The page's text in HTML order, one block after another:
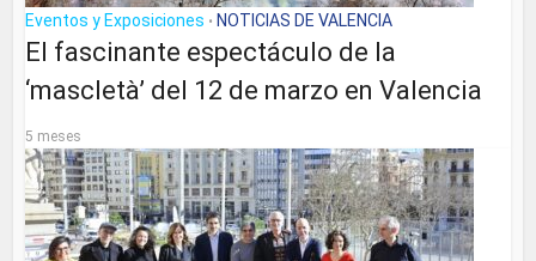
Eventos y Exposiciones • NOTICIAS DE VALENCIA
El fascinante espectáculo de la
‘mascletà’ del 12 de marzo en Valencia
5 meses